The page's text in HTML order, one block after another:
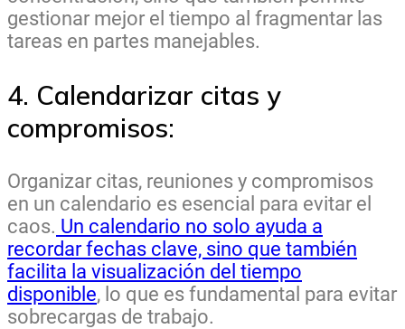
gestionar mejor el tiempo al fragmentar las
tareas en partes manejables.
4. Calendarizar citas y
compromisos:
Organizar citas, reuniones y compromisos
en un calendario es esencial para evitar el
caos. Un calendario no solo ayuda a
recordar fechas clave, sino que también
facilita la visualización del tiempo
disponible, lo que es fundamental para evitar
sobrecargas de trabajo.